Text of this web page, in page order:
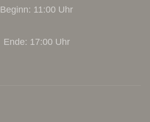
Beginn: 11:00 Uhr
Ende: 17:00 Uhr